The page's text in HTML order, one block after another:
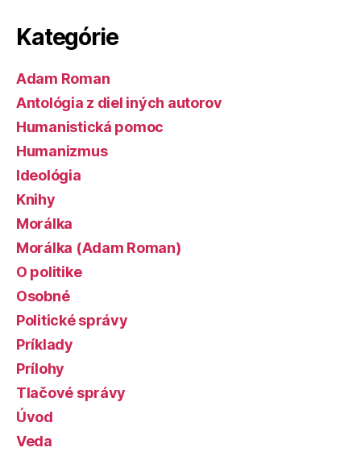
Kategórie
Adam Roman
Antológia z diel iných autorov
Humanistická pomoc
Humanizmus
Ideológia
Knihy
Morálka
Morálka (Adam Roman)
O politike
Osobné
Politické správy
Príklady
Prílohy
Tlačové správy
Úvod
Veda